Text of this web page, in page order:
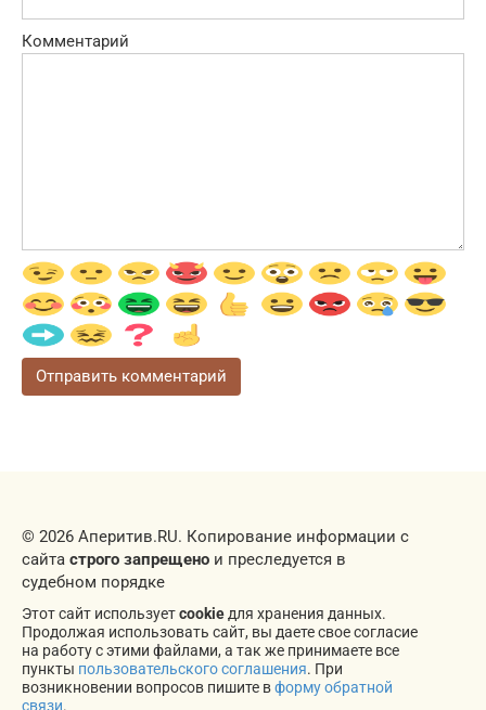
Комментарий
© 2026 Аперитив.RU. Копирование информации с
сайта строго запрещено и преследуется в
судебном порядке
Этот сайт используетcookieдля хранения данных.
Продолжая использовать сайт, вы даете свое согласие
на работу с этими файлами, а так же принимаете все
пункты пользовательского соглашения. При
возникновении вопросов пишите вформу обратной
связи.